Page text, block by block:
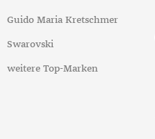
Guido Maria Kretschmer
Swarovski
weitere Top-Marken